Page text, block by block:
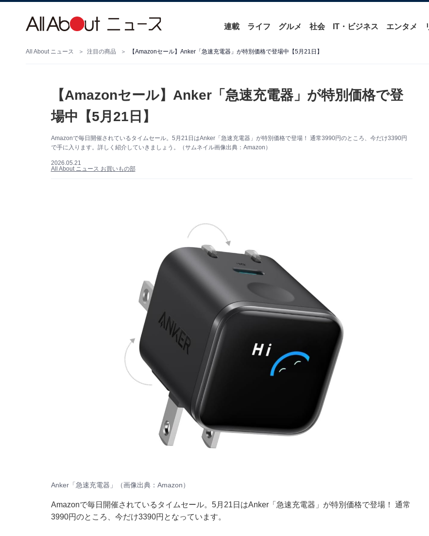
連載 ライフ グルメ 社会 IT・ビジネス エンタメ
All About ニュース 注目の商品 【Amazonセール】Anker「急速充電器」が特別価格で登場中【5月21日】
【Amazonセール】Anker「急速充電器」が特別価格で登
場中【5月21日】
Amazonで毎日開催されているタイムセール。5月21日はAnker「急速充電器」が特別価格で登場！ 通常3990円のところ、今だけ3390円
で手に入ります。詳しく紹介していきましょう。（サムネイル画像出典：Amazon）
2026.05.21
All About ニュース お買いもの部
Anker「急速充電器」（画像出典：Amazon）
Amazonで毎日開催されているタイムセール。5月21日はAnker「急速充電器」が特別価格で登場！ 通常
3990円のところ、今だけ3390円となっています。